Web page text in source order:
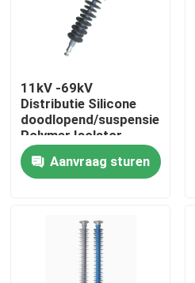
Thuis
Producten
Over ons
11kV -69kV
Distributie Silicone
doodlopend/suspensiestof
Polymer Isolator
Aanvraag sturen